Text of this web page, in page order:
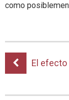
como
El efecto